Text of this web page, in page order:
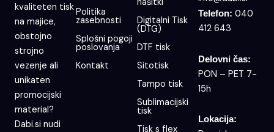
kvaliteten tisk
na majice,
obstojno
strojno
vezenje ali
unikaten
promocijski
material?
Dabi.si nudi
Politika
zasebnosti
Splošni pogoji
poslovanja
Kontakt
Digitalni Tisk
(DTG)
DTF tisk
Sitotisk
Tampo tisk
Sublimacijski
tisk
Tisk s flex
Telefon: 040
412 643
Delovni čas:
PON – PET 7-
15h
Lokacija: